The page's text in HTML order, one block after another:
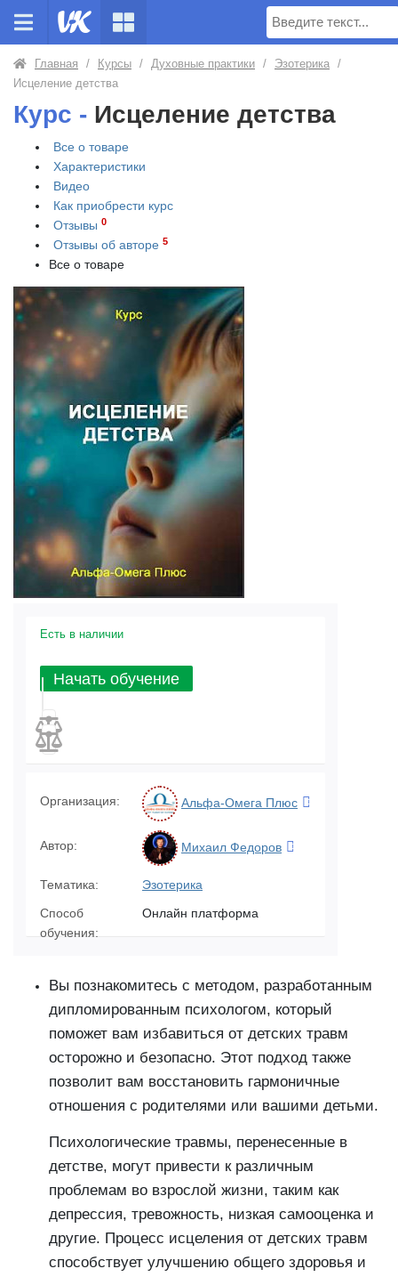
Поиск
Главная / Курсы / Духовные практики / Эзотерика /
Исцеление детства
Курс - Исцеление детства
Все о товаре
Характеристики
Видео
Как приобрести курс
Отзывы 0
Отзывы об авторе 5
Все о товаре
Есть в наличии
Начать обучение
Организация: Альфа-Омега Плюс
Автор: Михаил Федоров
Тематика:
Эзотерика
Способ
обучения:
Онлайн платформа
Вы познакомитесь с методом, разработанным
дипломированным психологом, который
поможет вам избавиться от детских травм
осторожно и безопасно. Этот подход также
позволит вам восстановить гармоничные
отношения с родителями или вашими детьми.
Психологические травмы, перенесенные в
детстве, могут привести к различным
проблемам во взрослой жизни, таким как
депрессия, тревожность, низкая самооценка и
другие. Процесс исцеления от детских травм
способствует улучшению общего здоровья и